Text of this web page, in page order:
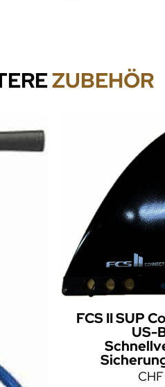
ZUBEHÖR
FCS II SUP
US-
CHF